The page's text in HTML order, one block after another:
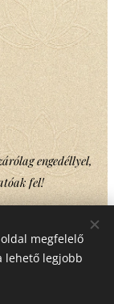
engedéllyel,
fel!
megfelelő
lehető legjobb